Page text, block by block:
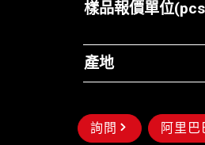
樣品報價單位
產地
詢問 阿里巴